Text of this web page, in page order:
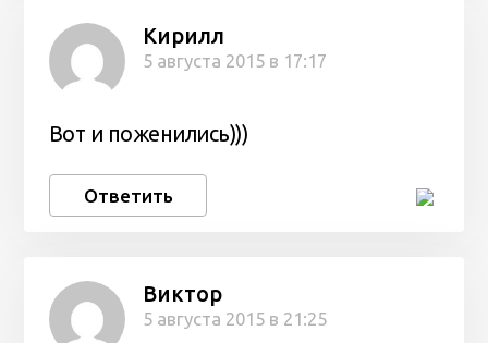
Кирилл
5 августа 2015 в 17:17
Вот и поженились)))
Ответить
Виктор
5 августа 2015 в 21:25